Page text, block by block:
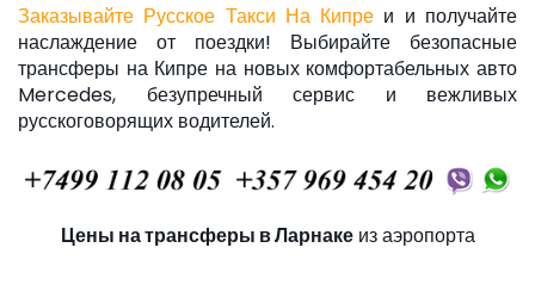
Заказывайте Русское Такси На Кипре и и получайте
наслаждение от поездки! Выбирайте безопасные
трансферы на Кипре на новых комфортабельных авто
Mercedes, безупречный сервис и вежливых
русскоговорящих водителей.
Цены на трансферы в Ларнакеиз аэропорта